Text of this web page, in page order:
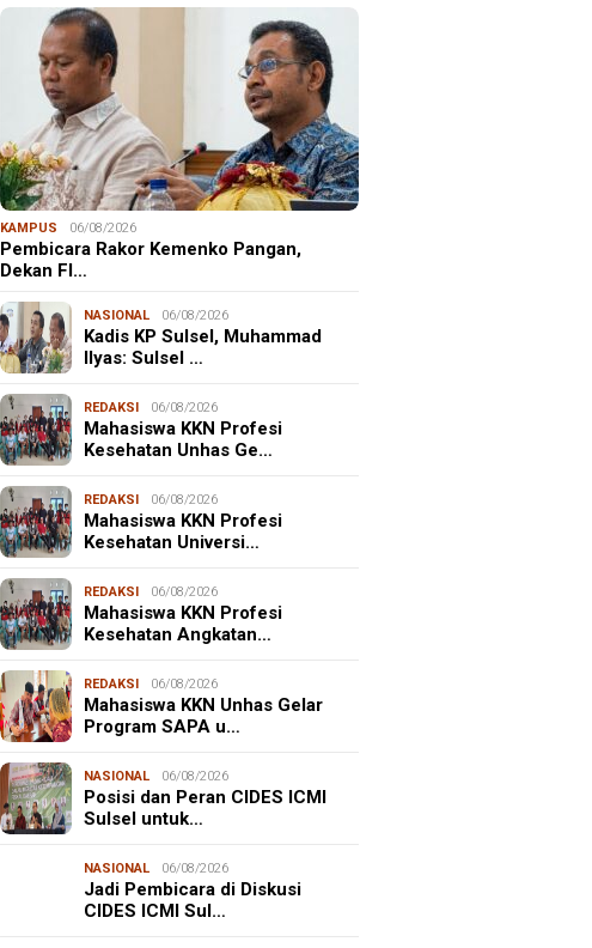
KAMPUS 06/08/2026
Pembicara Rakor Kemenko Pangan,
Dekan FI…
NASIONAL 06/08/2026
Kadis KP Sulsel, Muhammad
Ilyas: Sulsel …
REDAKSI 06/08/2026
Mahasiswa KKN Profesi
Kesehatan Unhas Ge…
REDAKSI 06/08/2026
Mahasiswa KKN Profesi
Kesehatan Universi…
REDAKSI 06/08/2026
Mahasiswa KKN Profesi
Kesehatan Angkatan…
REDAKSI 06/08/2026
Mahasiswa KKN Unhas Gelar
Program SAPA u…
NASIONAL 06/08/2026
Posisi dan Peran CIDES ICMI
Sulsel untuk…
NASIONAL 06/08/2026
Jadi Pembicara di Diskusi
CIDES ICMI Sul…